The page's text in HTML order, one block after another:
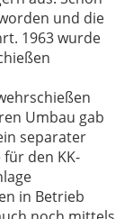
und die
1963 wurde
Umbau gab
separater
den KK-
in Betrieb